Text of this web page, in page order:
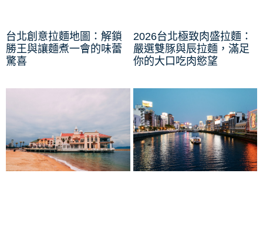
台北創意拉麵地圖：解鎖
勝王與讓麵煮一會的味蕾
驚喜
2026台北極致肉盛拉麵：
嚴選雙豚與辰拉麵，滿足
你的大口吃肉慾望